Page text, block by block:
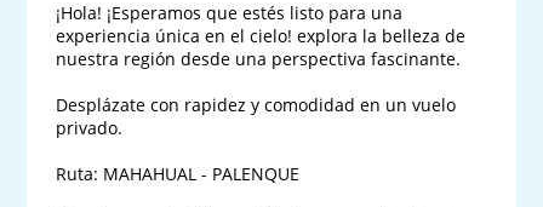
¡Hola! ¡Esperamos que estés listo para una
experiencia única en el cielo! explora la belleza de
nuestra región desde una perspectiva fascinante.
Desplázate con rapidez y comodidad en un vuelo
privado.
Ruta: MAHAHUAL - PALENQUE